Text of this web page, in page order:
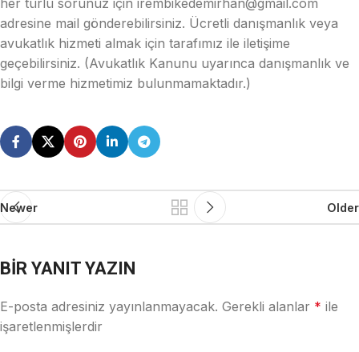
her türlü sorunuz için irembikedemirhan@gmail.com
adresine mail gönderebilirsiniz. Ücretli danışmanlık veya
avukatlık hizmeti almak için tarafımız ile iletişime
geçebilirsiniz. (Avukatlık Kanunu uyarınca danışmanlık ve
bilgi verme hizmetimiz bulunmamaktadır.)
Newer Older
BIR YANIT YAZIN
E-posta adresiniz yayınlanmayacak. Gerekli alanlar * ile
işaretlenmişlerdir